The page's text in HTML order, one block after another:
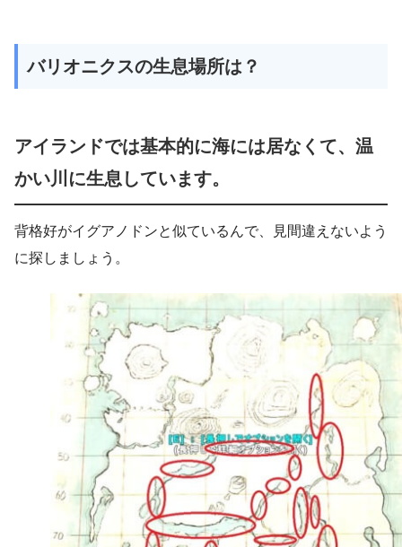
バリオニクスの生息場所は？
アイランドでは基本的に海には居なくて、温
かい川に生息しています。
背格好がイグアノドンと似ているんで、見間違えないよう
に探しましょう。